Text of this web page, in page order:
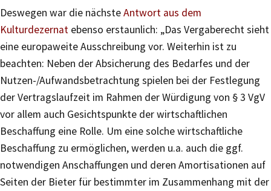
Deswegen war die nächsteAntwort aus dem
Kulturdezernat ebenso erstaunlich: „Das Vergaberecht sieht
eine europaweite Ausschreibung vor. Weiterhin ist zu
beachten: Neben der Absicherung des Bedarfes und der
Nutzen-/Aufwandsbetrachtung spielen bei der Festlegung
der Vertragslaufzeit im Rahmen der Würdigung von § 3 VgV
vor allem auch Gesichtspunkte der wirtschaftlichen
Beschaffung eine Rolle. Um eine solche wirtschaftliche
Beschaffung zu ermöglichen, werden u.a. auch die ggf.
notwendigen Anschaffungen und deren Amortisationen auf
Seiten der Bieter für bestimmter im Zusammenhang mit der